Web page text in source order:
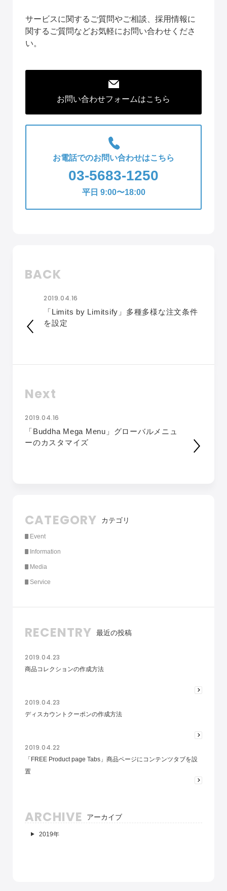
サービスに関するご質問やご相談、採用情報に
関するご質問などお気軽にお問い合わせくださ
い。
お問い合わせフォームはこちら
お電話でのお問い合わせはこちら
03-5683-1250
平日 9:00〜18:00
BACK
2019.04.16
「Limits by Limitsify」多種多様な注文条件
を設定
Next
2019.04.16
「Buddha Mega Menu」グローバルメニュ
ーのカスタマイズ
CATEGORY カテゴリ
Event
Information
Media
Service
RECENTRY 最近の投稿
2019.04.23
商品コレクションの作成方法
2019.04.23
ディスカウントクーポンの作成方法
2019.04.22
「FREE Product page Tabs」商品ページにコンテンツタブを設
置
ARCHIVE アーカイブ
2019年